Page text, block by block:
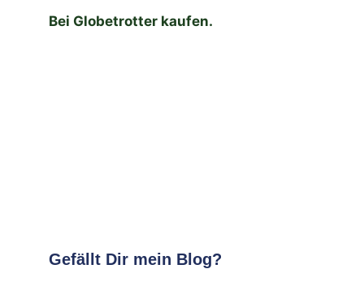
Bei Globetrotter kaufen.
Gefällt Dir mein Blog?